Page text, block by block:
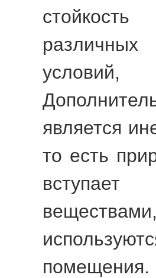
является
то есть